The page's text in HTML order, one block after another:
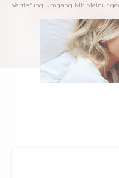
Vertiefung Umgang Mit